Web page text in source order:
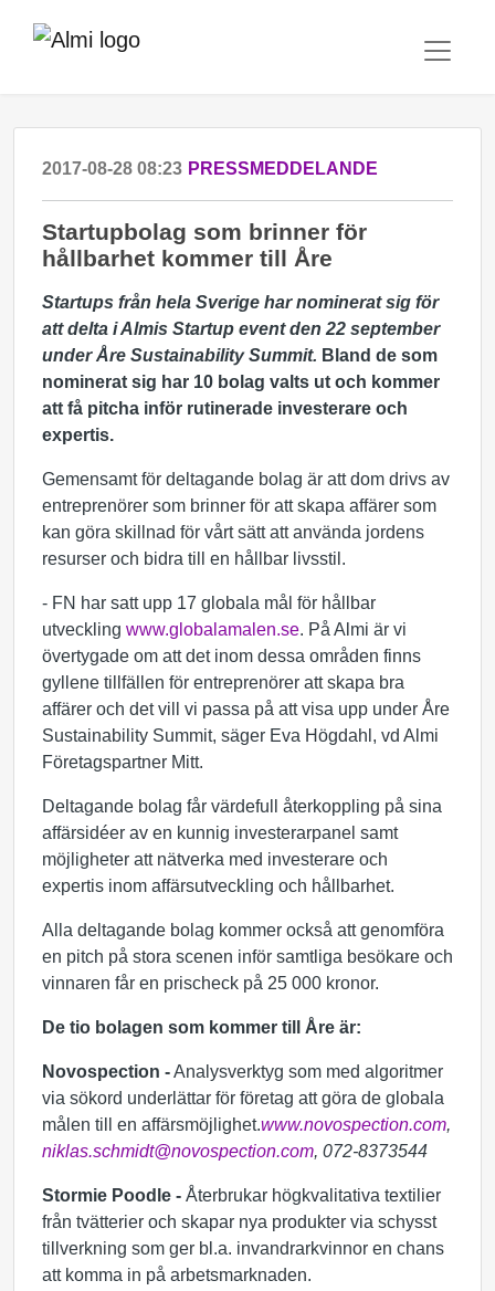
2017-08-28 08:23 PRESSMEDDELANDE
Startupbolag som brinner för
hållbarhet kommer till Åre
Startups från hela Sverige har nominerat sig för
att delta i Almis Startup event den 22 september
under Åre Sustainability Summit. Bland de som
nominerat sig har 10 bolag valts ut och kommer
att få pitcha inför rutinerade investerare och
expertis.
Gemensamt för deltagande bolag är att dom drivs av
entreprenörer som brinner för att skapa affärer som
kan göra skillnad för vårt sätt att använda jordens
resurser och bidra till en hållbar livsstil.
- FN har satt upp 17 globala mål för hållbar
utveckling www.globalamalen.se. På Almi är vi
övertygade om att det inom dessa områden finns
gyllene tillfällen för entreprenörer att skapa bra
affärer och det vill vi passa på att visa upp under Åre
Sustainability Summit, säger Eva Högdahl, vd Almi
Företagspartner Mitt.
Deltagande bolag får värdefull återkoppling på sina
affärsidéer av en kunnig investerarpanel samt
möjligheter att nätverka med investerare och
expertis inom affärsutveckling och hållbarhet.
Alla deltagande bolag kommer också att genomföra
en pitch på stora scenen inför samtliga besökare och
vinnaren får en prischeck på 25 000 kronor.
De tio bolagen som kommer till Åre är:
Novospection -Analysverktyg som med algoritmer
via sökord underlättar för företag att göra de globala
målen till en affärsmöjlighet.www.novospection.com,
niklas.schmidt@novospection.com, 072-8373544
Stormie Poodle - Återbrukar högkvalitativa textilier
från tvätterier och skapar nya produkter via schysst
tillverkning som ger bl.a. invandrarkvinnor en chans
att komma in på arbetsmarknaden.